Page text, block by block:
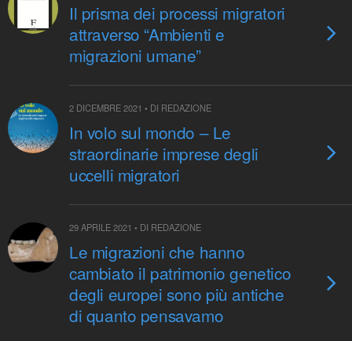
Il prisma dei processi migratori
attraverso “Ambienti e
migrazioni umane”
2 DICEMBRE 2021 • DI REDAZIONE
In volo sul mondo – Le
straordinarie imprese degli
uccelli migratori
29 APRILE 2021 • DI REDAZIONE
Le migrazioni che hanno
cambiato il patrimonio genetico
degli europei sono più antiche
di quanto pensavamo